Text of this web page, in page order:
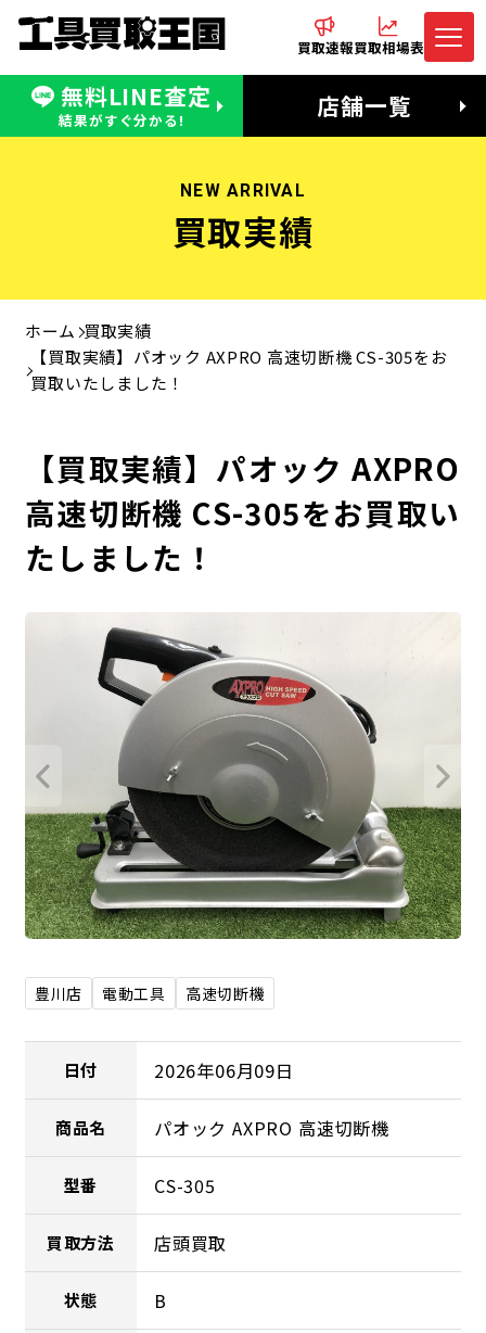
買取速報買取相場表
無料LINE査定
結果がすぐ分かる! 店舗一覧
無料LINE査定
受付：11:00〜19:00 木曜定休日
電話でお問合わせ
営業時間：11:00〜20:00
NEW ARRIVAL
買取実績
ホーム 買取実績
【買取実績】パオック AXPRO 高速切断機 CS-305をお
買取いたしました！
【買取実績】パオック AXPRO
高速切断機 CS-305をお買取い
たしました！
豊川店 電動工具 高速切断機
日付 2026年06月09日
商品名 パオック AXPRO 高速切断機
型番 CS-305
買取方法 店頭買取
状態 B